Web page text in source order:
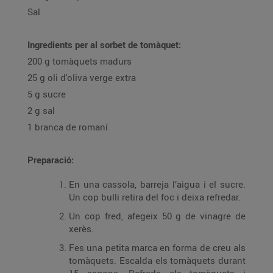
Sal
Ingredients per al sorbet de tomàquet:
200 g tomàquets madurs
25 g oli d'oliva verge extra
5 g sucre
2 g sal
1 branca de romaní
Preparació:
En una cassola, barreja l’aigua i el sucre.
Un cop bulli retira del foc i deixa refredar.
Un cop fred, afegeix 50 g de vinagre de
xerès.
Fes una petita marca en forma de creu als
tomàquets. Escalda els tomàquets durant